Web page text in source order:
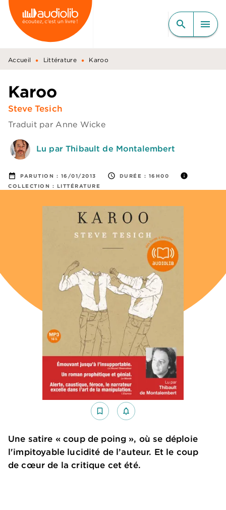
MENU RECHERCHE
CONTENU
PIED DE PAGE
search menu
Accueil • Littérature • Karoo
Karoo
Steve Tesich
Traduit parAnne Wicke
Lu par Thibault de Montalembert
date_range PARUTION : 16/01/2013 access_time DURÉE : 16H00 info
COLLECTION : LITTÉRATURE
bookmark_border notifications_none_outlined
Une satire « coup de poing », où se déploie
l'impitoyable lucidité de l’auteur. Et le coup
de cœur de la critique cet été.